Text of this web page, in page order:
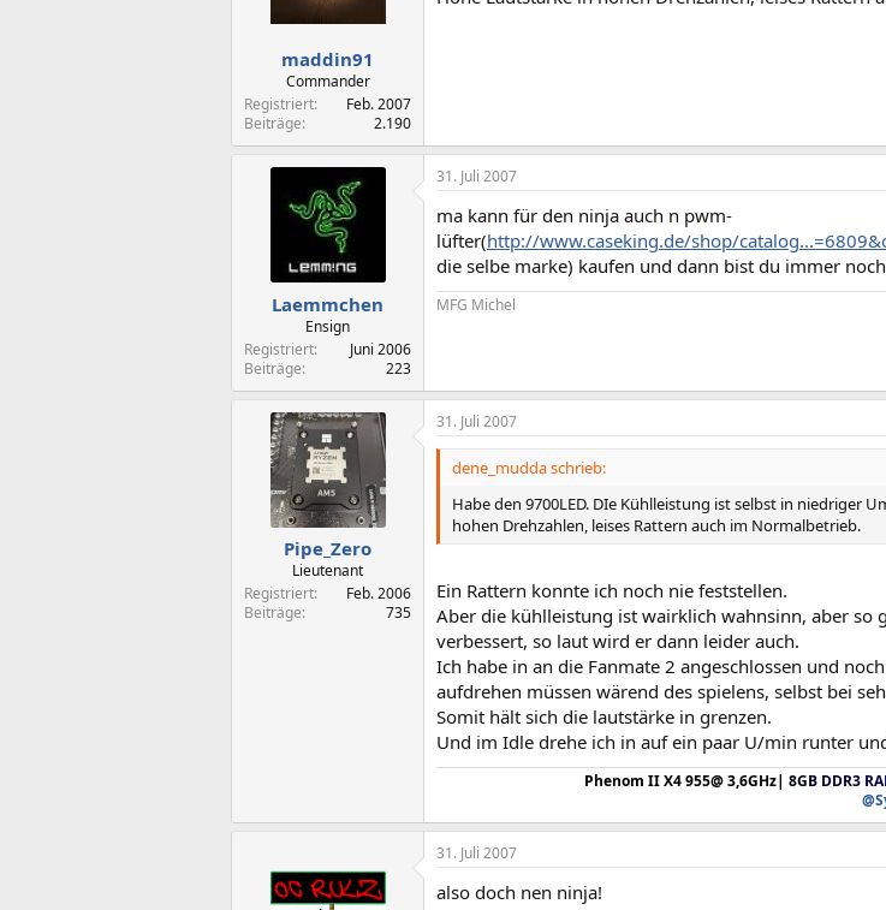
maddin91
Commander
Registriert
Feb. 2007
Beiträge
2.190
Laemmchen
Ensign
Registriert
Juni 2006
Beiträge
223
31. Juli 2007
ma kann für den ninja auch n pwm-
lüfter(http://www.caseking.de/shop/
die selbe marke) kaufen und dann bist du immer
MFG Michel
Pipe_Zero
Lieutenant
Registriert
Feb. 2006
Beiträge
735
31. Juli 2007
dene_mudda schrieb:
Habe den 9700LED. DIe Kühlleistung ist selbst in niedriger
hohen Drehzahlen, leises Rattern auch im Normalbetrieb.
Ein Rattern konnte ich noch nie feststellen.
Aber die kühlleistung ist wairklich wahnsinn, aber
verbessert, so laut wird er dann leider auch.
Ich habe in an die Fanmate 2 angeschlossen und
aufdrehen müssen wärend des spielens, selbst bei
Somit hält sich die lautstärke in grenzen.
Und im Idle drehe ich in auf ein paar U/min runter
Phenom II X4 955@ 3,6GHz| 8GB DDR3 RA
31. Juli 2007
also doch nen ninja!